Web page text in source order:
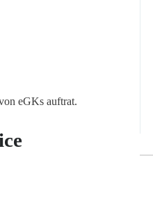
eGKs auftrat.